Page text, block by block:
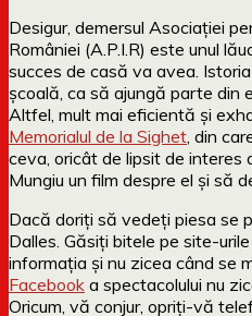
Desigur, demersul Asociației
României (A.P.I.R) este unul
succes de casă va avea.
școală, ca să ajungă parte din
Altfel, mult mai eficientă și
Memorialul de la Sighet , din
ceva, oricât de lipsit de interes
Mungiu un film despre el și să
Dacă doriți să vedeți piesa se
Dalles. Găsiți bitele pe site-
informația și nu zicea când se
Facebook a spectacolului nu
Oricum, vă conjur, opriți-vă